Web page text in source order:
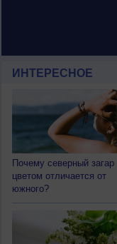
ИНТЕРЕСНОЕ
Почему северный загар
цветом отличается от
южного?